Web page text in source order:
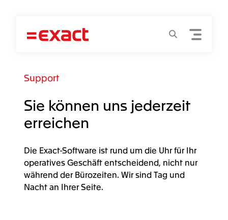
Menu
Suchen
Support
Sie können uns jederzeit
erreichen
Die Exact-Software ist rund um die Uhr für Ihr
operatives Geschäft entscheidend, nicht nur
während der Bürozeiten. Wir sind Tag und
Nacht an Ihrer Seite.